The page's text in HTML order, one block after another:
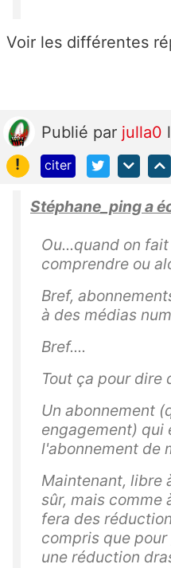
Voir les différentes
Publié par julla0
!
citer
Stéphane_ping a
Ou...quand on
comprendre ou
Bref,
à des médias
Bref....
Tout ça pour dire
Un abonnement
engagement) qui
l'abonnement de
Maintenant, libre
sûr, mais comme
fera des
compris que
une réduction